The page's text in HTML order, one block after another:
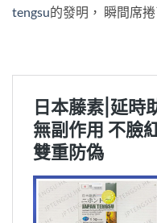
tengsu的發明， 瞬間席